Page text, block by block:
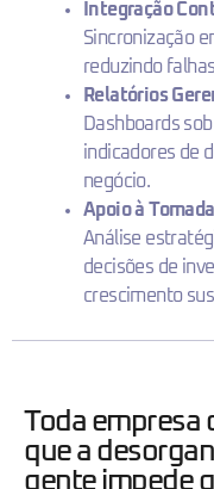
Integração
Sincronização
reduzindo
Relatórios
Dashboards
indicadores de
negócio.
Apoio à
Análise
decisões de
crescimento
Toda empresa
que a
gente impede